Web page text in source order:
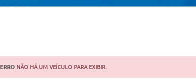
ERRO NÃO HÁ UM VEÍCULO PARA EXIBIR.